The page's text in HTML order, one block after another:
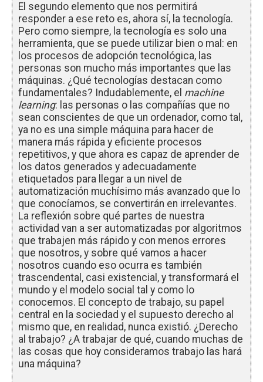
El segundo elemento que nos permitirá
responder a ese reto es, ahora sí, la tecnología.
Pero como siempre, la tecnología es solo una
herramienta, que se puede utilizar bien o mal: en
los procesos de adopción tecnológica, las
personas son mucho más importantes que las
máquinas. ¿Qué tecnologías destacan como
fundamentales? Indudablemente, el machine
learning: las personas o las compañías que no
sean conscientes de que un ordenador, como tal,
ya no es una simple máquina para hacer de
manera más rápida y eficiente procesos
repetitivos, y que ahora es capaz de aprender de
los datos generados y adecuadamente
etiquetados para llegar a un nivel de
automatización muchísimo más avanzado que lo
que conocíamos, se convertirán en irrelevantes.
La reflexión sobre qué partes de nuestra
actividad van a ser automatizadas por algoritmos
que trabajen más rápido y con menos errores
que nosotros, y sobre qué vamos a hacer
nosotros cuando eso ocurra es también
trascendental, casi existencial, y transformará el
mundo y el modelo social tal y como lo
conocemos. El concepto de trabajo, su papel
central en la sociedad y el supuesto derecho al
mismo que, en realidad, nunca existió. ¿Derecho
al trabajo? ¿A trabajar de qué, cuando muchas de
las cosas que hoy consideramos trabajo las hará
una máquina?